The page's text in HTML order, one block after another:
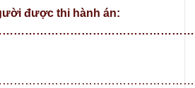
được thi hành án: